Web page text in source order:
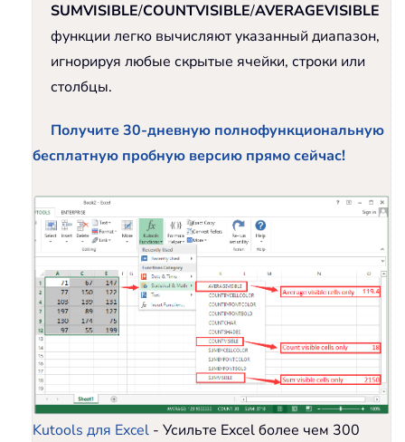
SUMVISIBLE/COUNTVISIBLE/AVERAGEVISIBLE
функции легко вычисляют указанный диапазон,
игнорируя любые скрытые ячейки, строки или
столбцы.
Получите 30-дневную полнофункциональную
бесплатную пробную версию прямо сейчас!
Kutools для Excel - Усильте Excel более чем 300